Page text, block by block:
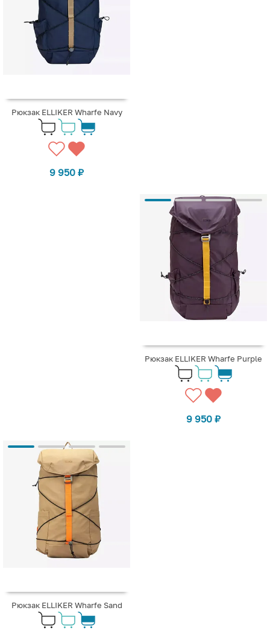
Рюкзак ELLIKER Wharfe Navy
9 950 ₽
Рюкзак ELLIKER Wharfe Purple
9 950 ₽
Рюкзак ELLIKER Wharfe Sand